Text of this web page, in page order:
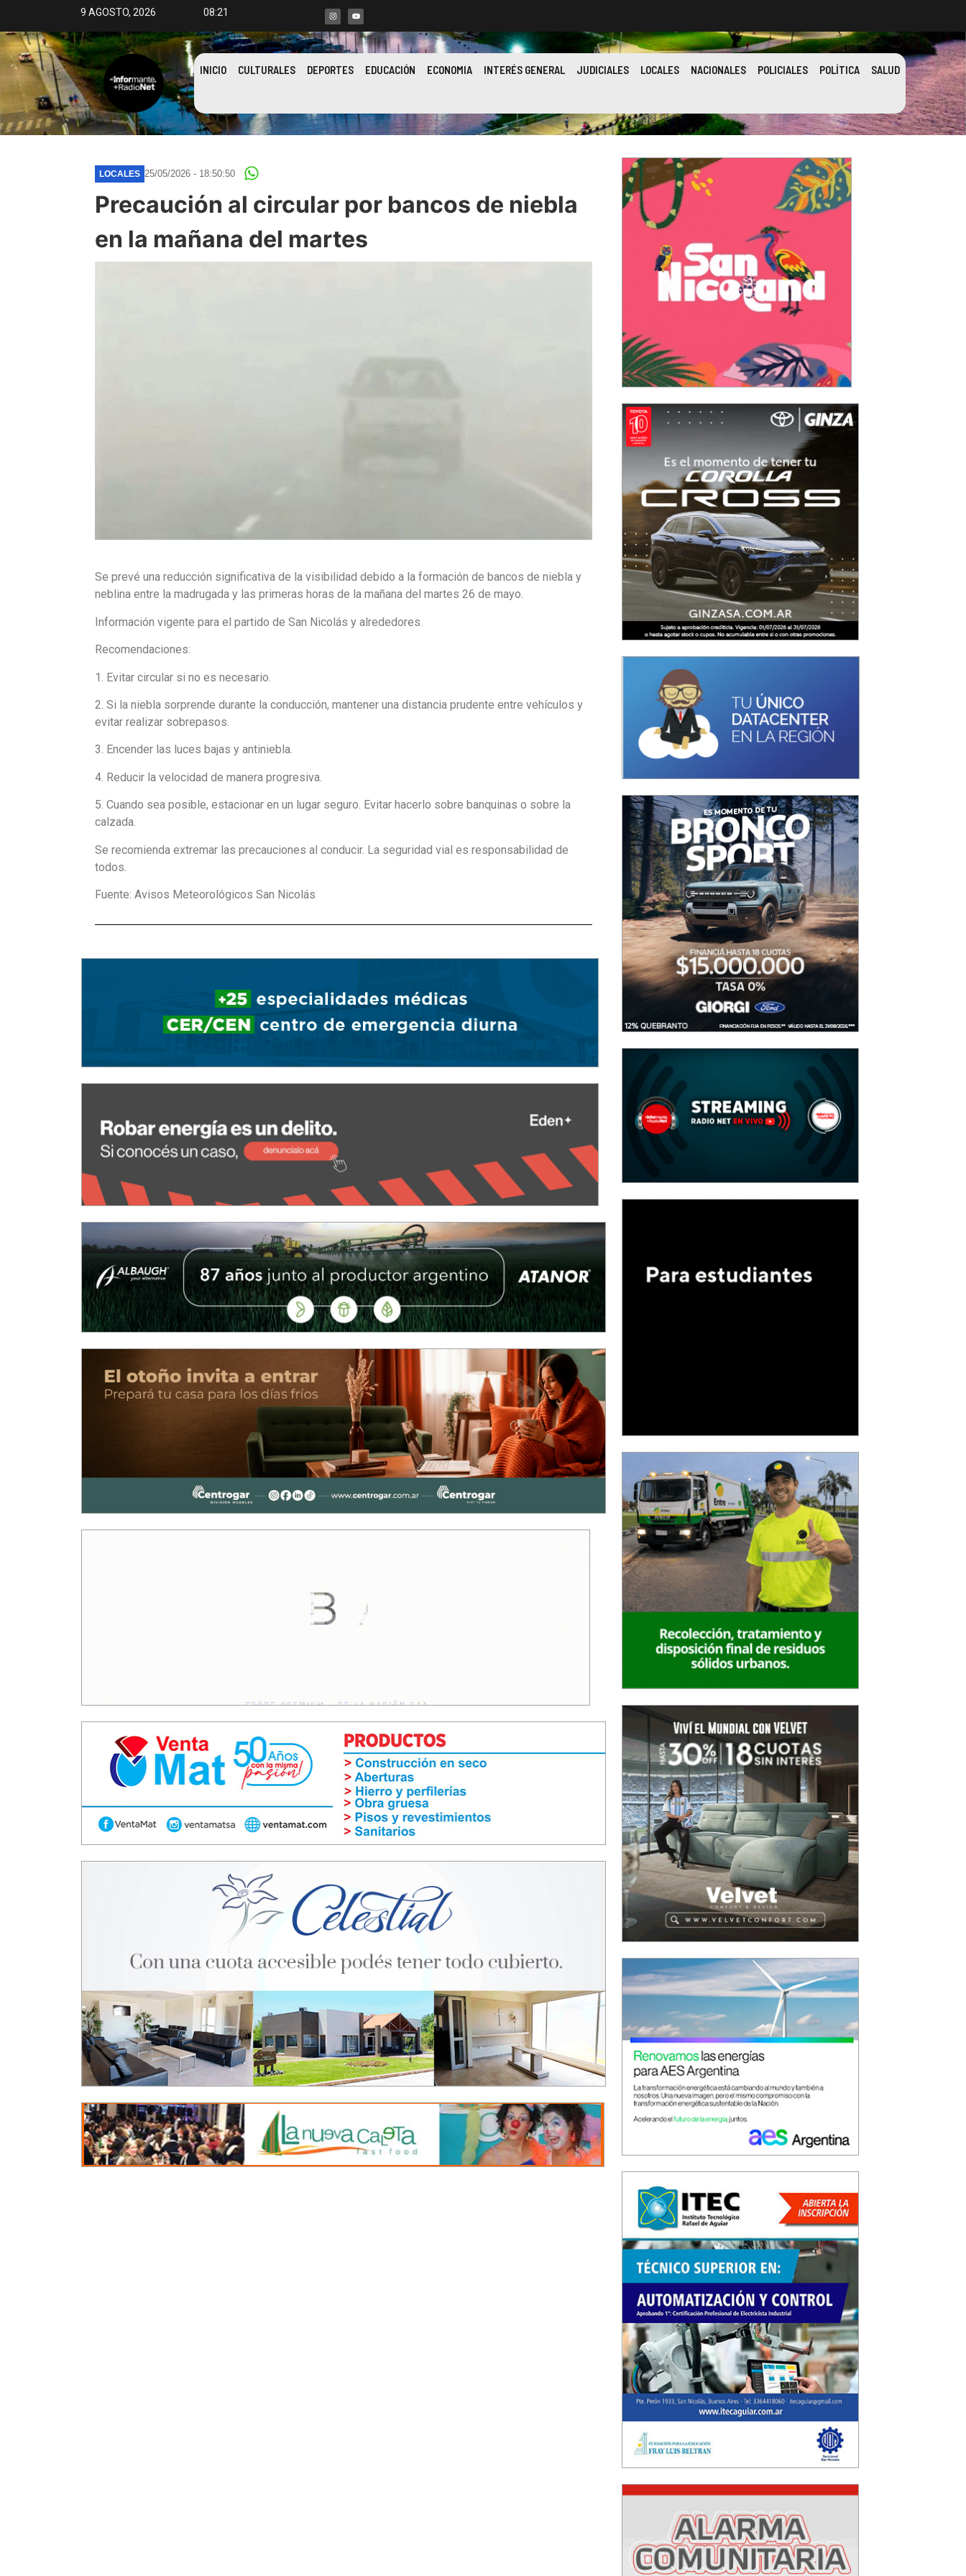
9 AGOSTO, 2026 08:21
INICIO CULTURALES DEPORTES EDUCACIÓN ECONOMIA INTERÉS GENERAL JUDICIALES LOCALES NACIONALES POLICIALES POLÍTICA SALUD
LOCALES 25/05/2026 - 18:50:50
Precaución al circular por bancos de niebla
en la mañana del martes
Se prevé una reducción significativa de la visibilidad debido a la formación de bancos de niebla y
neblina entre la madrugada y las primeras horas de la mañana del martes 26 de mayo.
Información vigente para el partido de San Nicolás y alrededores.
Recomendaciones:
1. Evitar circular si no es necesario.
2. Si la niebla sorprende durante la conducción, mantener una distancia prudente entre vehículos y
evitar realizar sobrepasos.
3. Encender las luces bajas y antiniebla.
4. Reducir la velocidad de manera progresiva.
5. Cuando sea posible, estacionar en un lugar seguro. Evitar hacerlo sobre banquinas o sobre la
calzada.
Se recomienda extremar las precauciones al conducir. La seguridad vial es responsabilidad de
todos.
Fuente: Avisos Meteorológicos San Nicolás